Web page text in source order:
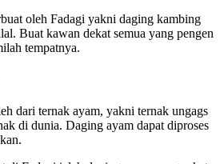
oleh Fadagi yakni daging kambing
Buat kawan dekat semua yang pengen
tempatnya.
dari ternak ayam, yakni ternak ungags
di dunia. Daging ayam dapat diproses